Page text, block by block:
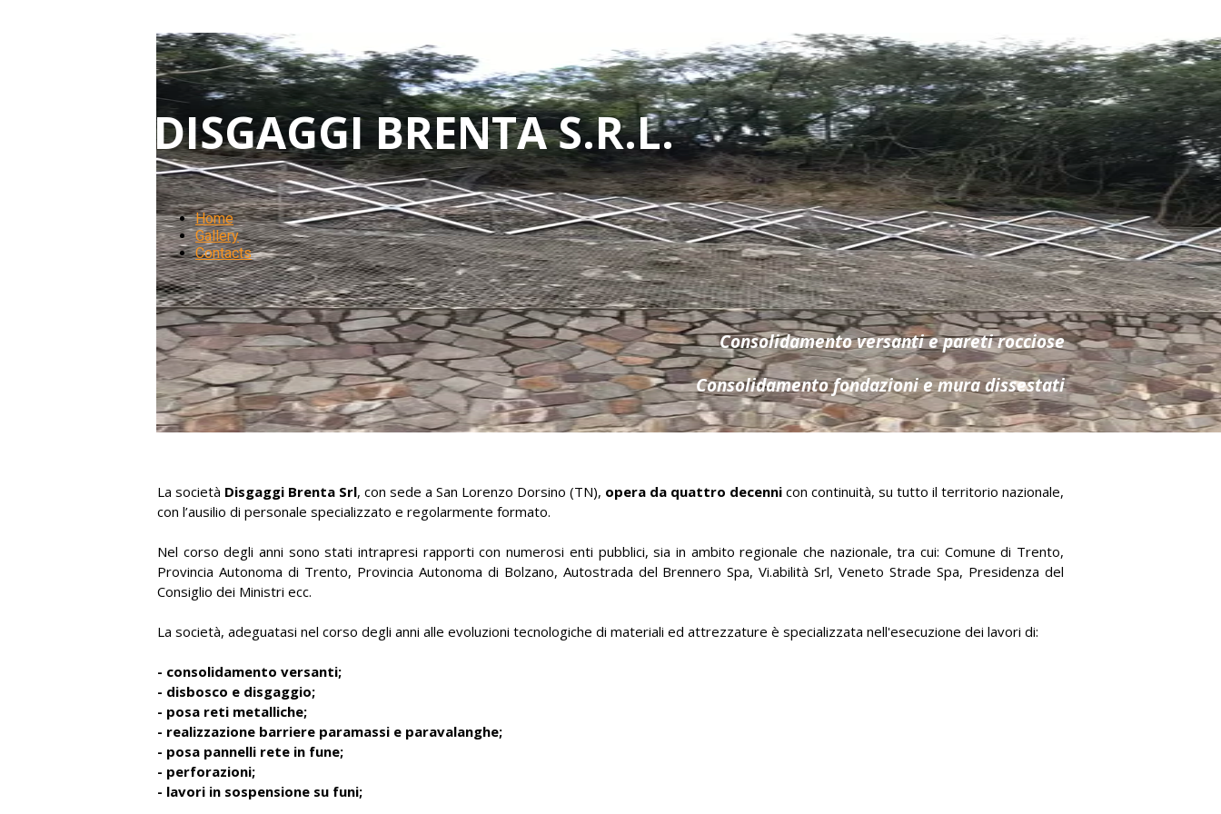
DISGAGGI BRENTA S.R.L.
Home
Gallery
Contacts
Consolidamento versanti e pareti rocciose
Consolidamento fondazioni e mura dissestati
La società Disgaggi Brenta Srl, con sede a San Lorenzo Dorsino (TN), opera da quattro decenni con continuità, su tutto il territorio nazionale,
con l’ausilio di personale specializzato e regolarmente formato.
Nel corso degli anni sono stati intrapresi rapporti con numerosi enti pubblici, sia in ambito regionale che nazionale, tra cui: Comune di Trento,
Provincia Autonoma di Trento, Provincia Autonoma di Bolzano, Autostrada del Brennero Spa, Vi.abilità Srl, Veneto Strade Spa, Presidenza del
Consiglio dei Ministri ecc.
La società, adeguatasi nel corso degli anni alle evoluzioni tecnologiche di materiali ed attrezzature è specializzata nell'esecuzione dei lavori di:
- consolidamento versanti;
- disbosco e disgaggio;
- posa reti metalliche;
- realizzazione barriere paramassi e paravalanghe;
- posa pannelli rete in fune;
- perforazioni;
- lavori in sospensione su funi;